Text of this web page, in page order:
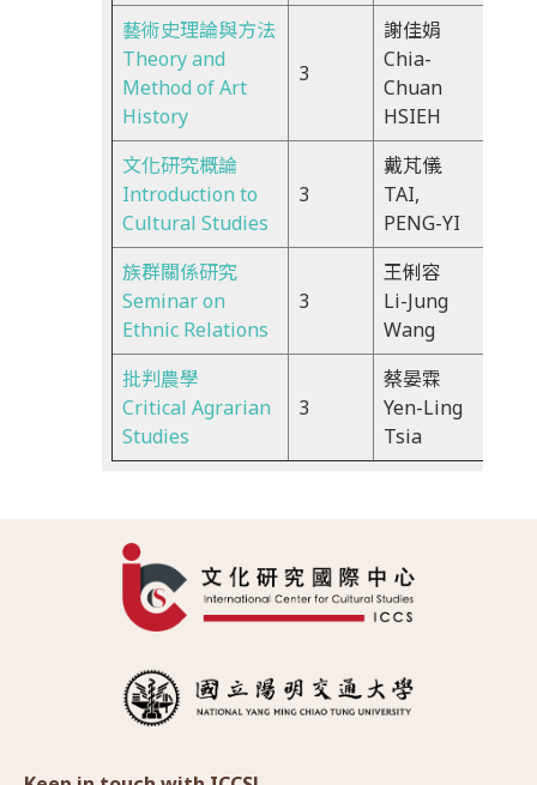
藝術史理論與方法
Theory and
Method of Art
History
3
謝佳娟
Chia-
Chuan
HSIEH
文化研究概論
Introduction to
Cultural Studies
3
戴芃儀
TAI,
PENG-YI
族群關係研究
Seminar on
Ethnic Relations
3
王俐容
Li-Jung
Wang
批判農學
Critical Agrarian
Studies
3
蔡晏霖
Yen-Ling
Tsia